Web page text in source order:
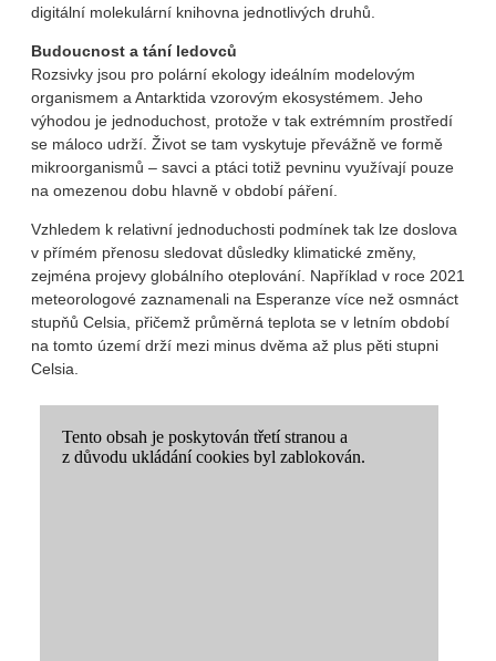
digitální molekulární knihovna jednotlivých druhů.
Budoucnost a tání ledovců
Rozsivky jsou pro polární ekology ideálním modelovým
organismem a Antarktida vzorovým ekosystémem. Jeho
výhodou je jednoduchost, protože v tak extrémním prostředí
se máloco udrží. Život se tam vyskytuje převážně ve formě
mikroorganismů – savci a ptáci totiž pevninu využívají pouze
na omezenou dobu hlavně v období páření.
Vzhledem k relativní jednoduchosti podmínek tak lze doslova
v přímém přenosu sledovat důsledky klimatické změny,
zejména projevy globálního oteplování. Například v roce 2021
meteorologové zaznamenali na Esperanze více než osmnáct
stupňů Celsia, přičemž průměrná teplota se v letním období
na tomto území drží mezi minus dvěma až plus pěti stupni
Celsia.